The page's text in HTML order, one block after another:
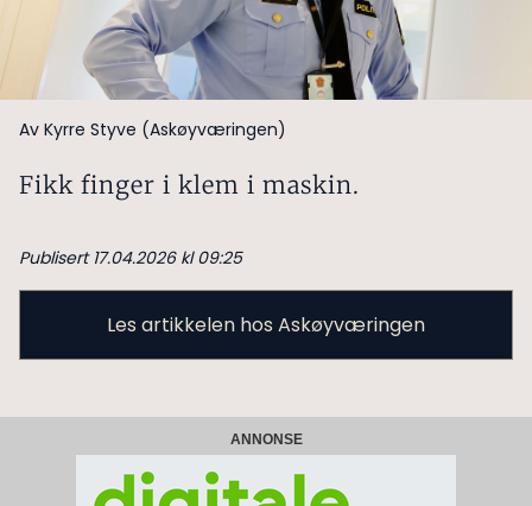
Av Kyrre Styve (Askøyværingen)
Fikk finger i klem i maskin.
Publisert 17.04.2026 kl 09:25
Les artikkelen hos Askøyværingen
ANNONSE